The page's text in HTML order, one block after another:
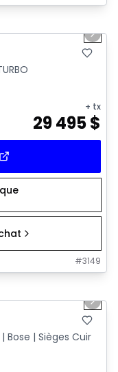
Next
+ tx
29 495$
#3149
Next
Bose | Sièges Cuir